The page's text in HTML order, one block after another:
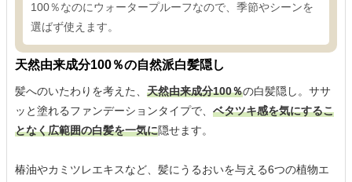
100％なのにウォータープルーフなので、季節やシーンを
選ばず使えます。
天然由来成分100％の自然派白髪隠し
髪へのいたわりを考えた、 天然由来成分100％の白髪隠し。ササ
ッと塗れるファンデーションタイプで、 ベタツキ感を気にするこ
となく広範囲の白髪を一気に隠せます。
椿油やカミツレエキスなど、髪にうるおいを与える6つの植物エ